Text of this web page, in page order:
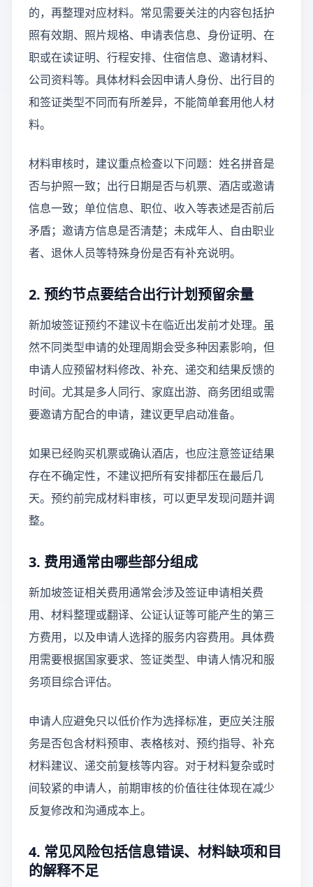
的，再整理对应材料。常见需要关注的内容包括护
照有效期、照片规格、申请表信息、身份证明、在
职或在读证明、行程安排、住宿信息、邀请材料、
公司资料等。具体材料会因申请人身份、出行目的
和签证类型不同而有所差异，不能简单套用他人材
料。
材料审核时，建议重点检查以下问题：姓名拼音是
否与护照一致；出行日期是否与机票、酒店或邀请
信息一致；单位信息、职位、收入等表述是否前后
矛盾；邀请方信息是否清楚；未成年人、自由职业
者、退休人员等特殊身份是否有补充说明。
2. 预约节点要结合出行计划预留余量
新加坡签证预约不建议卡在临近出发前才处理。虽
然不同类型申请的处理周期会受多种因素影响，但
申请人应预留材料修改、补充、递交和结果反馈的
时间。尤其是多人同行、家庭出游、商务团组或需
要邀请方配合的申请，建议更早启动准备。
如果已经购买机票或确认酒店，也应注意签证结果
存在不确定性，不建议把所有安排都压在最后几
天。预约前完成材料审核，可以更早发现问题并调
整。
3. 费用通常由哪些部分组成
新加坡签证相关费用通常会涉及签证申请相关费
用、材料整理或翻译、公证认证等可能产生的第三
方费用，以及申请人选择的服务内容费用。具体费
用需要根据国家要求、签证类型、申请人情况和服
务项目综合评估。
申请人应避免只以低价作为选择标准，更应关注服
务是否包含材料预审、表格核对、预约指导、补充
材料建议、递交前复核等内容。对于材料复杂或时
间较紧的申请人，前期审核的价值往往体现在减少
反复修改和沟通成本上。
4. 常见风险包括信息错误、材料缺项和目
的解释不足